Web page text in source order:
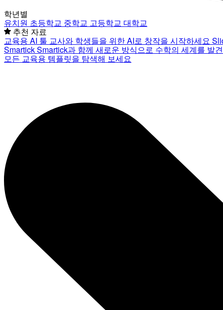
학년별
유치원 초등학교 중학교 고등학교 대학교
추천 자료
교육용 AI 툴 교사와 학생들을 위한 AI로 창작을 시작하세요
SmartickSmartick과 함께 새로운 방식으로 수학의 세계를 발
모든 교육용 템플릿을 탐색해 보세요